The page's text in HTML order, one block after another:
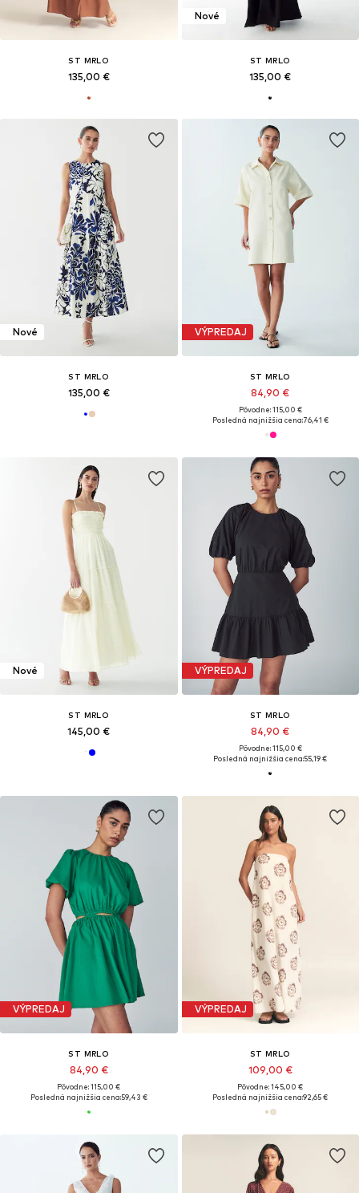
ST MRLO
135,00 €
Nové
ST MRLO
135,00 €
Nové
ST MRLO
135,00 €
VÝPREDAJ
ST MRLO
84,90 €
Pôvodne: 115,00 €
Posledná najnižšia cena:76,41 €
Nové
ST MRLO
145,00 €
VÝPREDAJ
ST MRLO
84,90 €
Pôvodne: 115,00 €
Posledná najnižšia cena:55,19 €
VÝPREDAJ
ST MRLO
84,90 €
Pôvodne: 115,00 €
Posledná najnižšia cena:59,43 €
VÝPREDAJ
ST MRLO
109,00 €
Pôvodne: 145,00 €
Posledná najnižšia cena:92,65 €